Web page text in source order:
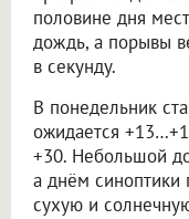
половине дня
дождь, а порывы
в секунду.
В понедельник
ожидается
+30. Небольшой
а днём синоптики
сухую и